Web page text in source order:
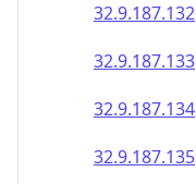
32.9.187.132
32.9.187.133
32.9.187.134
32.9.187.135